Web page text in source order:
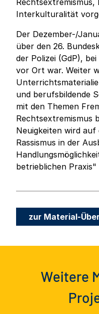
Rechtsextremismus,
Interkulturalität
Der Dezember-/
über den 26.
der Polizei (GdP),
vor Ort war. Weiter
und berufsbildende
mit den Themen
Rechtsextremismus
Neuigkeiten wird
Rassismus in der
betrieblichen Praxis"
zur Material-
Weitere